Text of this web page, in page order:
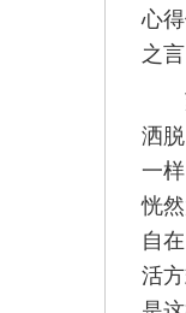
心
之
苏
洒
一
恍
自
活